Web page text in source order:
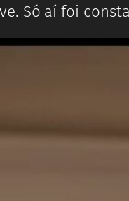
Só aí foi